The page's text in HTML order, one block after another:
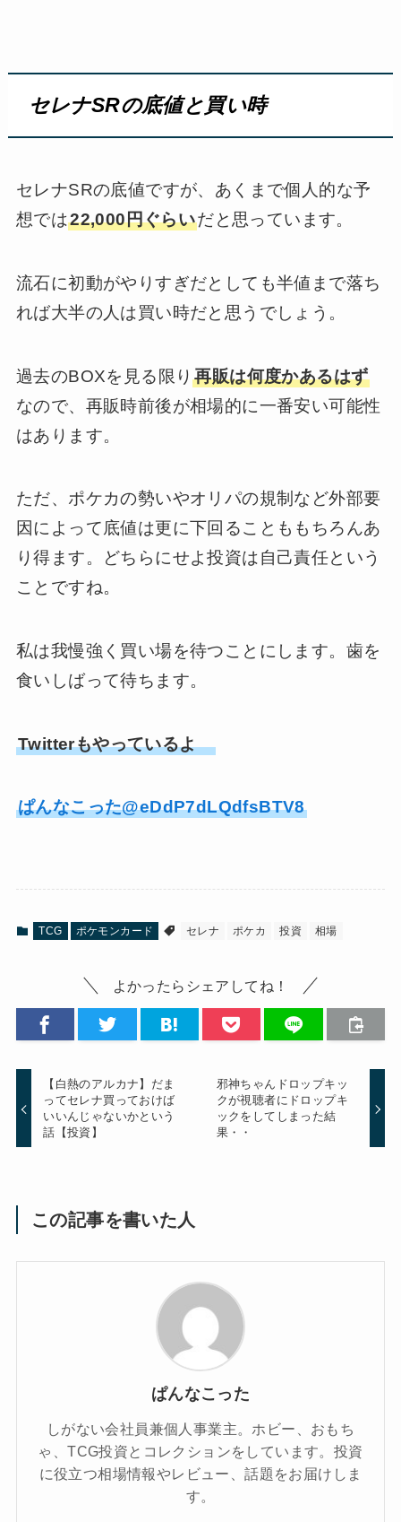
セレナSRの底値と買い時
セレナSRの底値ですが、あくまで個人的な予
想では22,000円ぐらいだと思っています。
流石に初動がやりすぎだとしても半値まで落ち
れば大半の人は買い時だと思うでしょう。
過去のBOXを見る限り再販は何度かあるはず
なので、再販時前後が相場的に一番安い可能性
はあります。
ただ、ポケカの勢いやオリパの規制など外部要
因によって底値は更に下回ることももちろんあ
り得ます。どちらにせよ投資は自己責任という
ことですね。
私は我慢強く買い場を待つことにします。歯を
食いしばって待ちます。
Twitterもやっているよ
ぱんなこった@eDdP7dLQdfsBTV8
TCG ポケモンカード セレナ ポケカ 投資 相場
よかったらシェアしてね！
【白熱のアルカナ】だま
ってセレナ買っておけば
いいんじゃないかという
話【投資】
邪神ちゃんドロップキッ
クが視聴者にドロップキ
ックをしてしまった結
果・・
この記事を書いた人
ぱんなこった
しがない会社員兼個人事業主。ホビー、おもち
ゃ、TCG投資とコレクションをしています。投資
に役立つ相場情報やレビュー、話題をお届けしま
す。